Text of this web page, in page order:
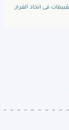
فى اتخاذ القرار.